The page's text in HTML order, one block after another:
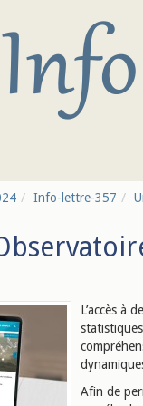
Info-lettre-357
L’accès à
Afin de